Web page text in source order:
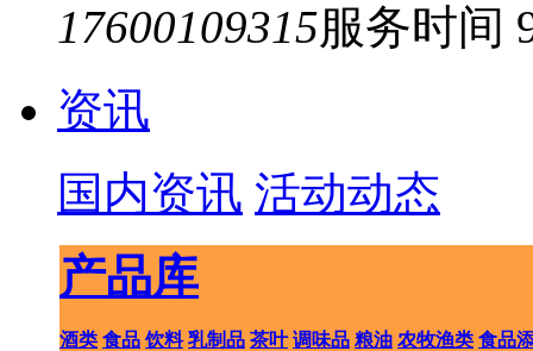
17600109315服务时间
资讯
国内资讯 活动动态
产品库
酒类 食品 饮料 乳制品 茶叶 调味品 粮油 农牧渔类 食品